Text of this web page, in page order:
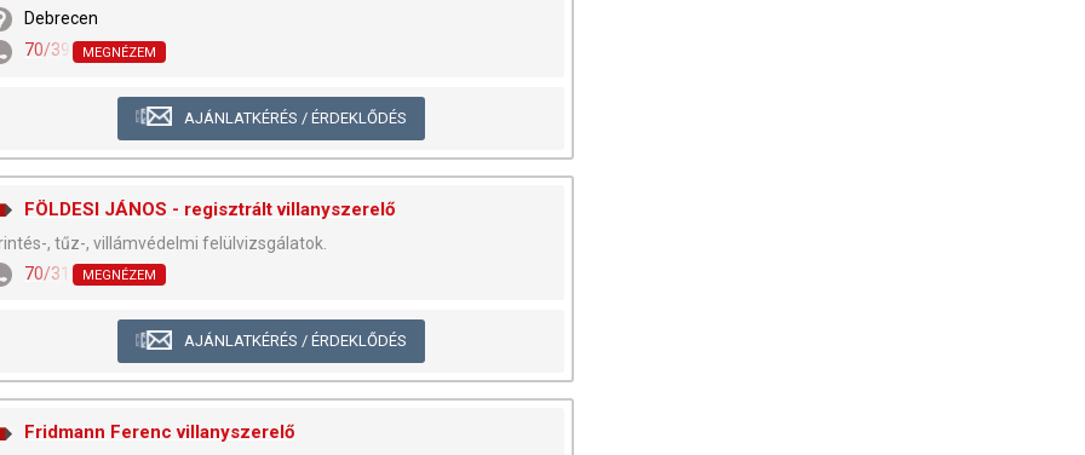
Debrecen
70/394-6590
MEGNÉZEM
AJÁNLATKÉRÉS / ÉRDEKLŐDÉS
FÖLDESI JÁNOS - regisztrált villanyszerelő
, tűz-, villámvédelmi felülvizsgálatok.
70/317-7948
MEGNÉZEM
AJÁNLATKÉRÉS / ÉRDEKLŐDÉS
Fridmann Ferenc villanyszerelő